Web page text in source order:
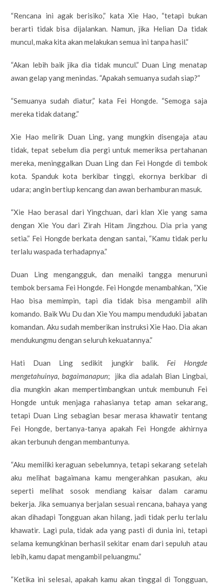
“Rencana ini agak berisiko,” kata Xie Hao, “tetapi bukan
berarti tidak bisa dijalankan. Namun, jika Helian Da tidak
muncul, maka kita akan melakukan semua ini tanpa hasil.”
“Akan lebih baik jika dia tidak muncul.” Duan Ling menatap
awan gelap yang menindas. “Apakah semuanya sudah siap?”
“Semuanya sudah diatur,” kata Fei Hongde. “Semoga saja
mereka tidak datang.”
Xie Hao melirik Duan Ling, yang mungkin disengaja atau
tidak, tepat sebelum dia pergi untuk memeriksa pertahanan
mereka, meninggalkan Duan Ling dan Fei Hongde di tembok
kota. Spanduk kota berkibar tinggi, ekornya berkibar di
udara; angin bertiup kencang dan awan berhamburan masuk.
“Xie Hao berasal dari Yingchuan, dari klan Xie yang sama
dengan Xie You dari Zirah Hitam Jingzhou. Dia pria yang
setia.” Fei Hongde berkata dengan santai, “Kamu tidak perlu
terlalu waspada terhadapnya.”
Duan Ling mengangguk, dan menaiki tangga menuruni
tembok bersama Fei Hongde. Fei Hongde menambahkan, “Xie
Hao bisa memimpin, tapi dia tidak bisa mengambil alih
komando. Baik Wu Du dan Xie You mampu menduduki jabatan
komandan. Aku sudah memberikan instruksi Xie Hao. Dia akan
mendukungmu dengan seluruh kekuatannya.”
Hati Duan Ling sedikit jungkir balik. Fei Hongde
mengetahuinya, bagaimanapun; jika dia adalah Bian Lingbai,
dia mungkin akan mempertimbangkan untuk membunuh Fei
Hongde untuk menjaga rahasianya tetap aman sekarang,
tetapi Duan Ling sebagian besar merasa khawatir tentang
Fei Hongde, bertanya-tanya apakah Fei Hongde akhirnya
akan terbunuh dengan membantunya.
“Aku memiliki keraguan sebelumnya, tetapi sekarang setelah
aku melihat bagaimana kamu mengerahkan pasukan, aku
seperti melihat sosok mendiang kaisar dalam caramu
bekerja. Jika semuanya berjalan sesuai rencana, bahaya yang
akan dihadapi Tongguan akan hilang, jadi tidak perlu terlalu
khawatir. Lagi pula, tidak ada yang pasti di dunia ini, tetapi
selama kemungkinan berhasil sekitar enam dari sepuluh atau
lebih, kamu dapat mengambil peluangmu.”
“Ketika ini selesai, apakah kamu akan tinggal di Tongguan,